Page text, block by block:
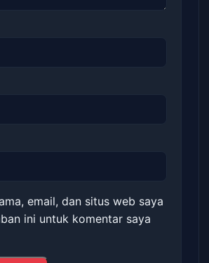
email, dan situs web saya
ini untuk komentar saya